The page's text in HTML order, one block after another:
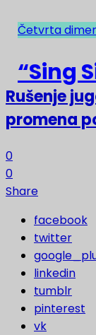
NAJNOVIJE
Rušenje
promena
0
0
Share
facebook
twitter
linkedin
tumblr
pinterest
vk
Četvrta
“Sing